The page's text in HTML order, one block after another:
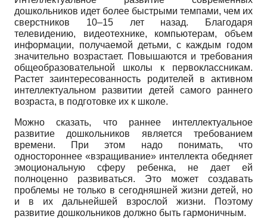
дошкольников идет более быстрыми темпами, чем их
сверстников 10–15 лет назад. Благодаря
телевидению, видеотехнике, компьютерам, объем
информации, получаемой детьми, с каждым годом
значительно возрастает. Повышаются и требования
общеобразовательной школы к первоклассникам.
Растет заинтересованность родителей в активном
интеллектуальном развитии детей самого раннего
возраста, в подготовке их к школе.
Можно сказать, что раннее интеллектуальное
развитие дошкольников является требованием
времени. При этом надо понимать, что
одностороннее «взращивание» интеллекта обедняет
эмоциональную сферу ребенка, не дает ей
полноценно развиваться. Это может создавать
проблемы не только в сегодняшней жизни детей, но
и в их дальнейшей взрослой жизни. Поэтому
развитие дошкольников должно быть гармоничным.